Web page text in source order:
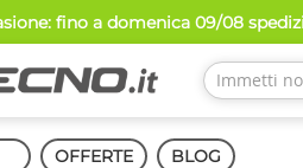
fino a domenica 09/08
OFFERTE BLOG